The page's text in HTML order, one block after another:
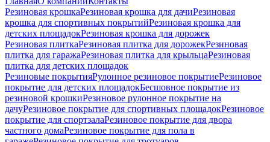
Резиновая крошкаРезиновая крошка для дачиРезиновая
крошка для спортивных покрытийРезиновая крошка для
детских площадокРезиновая крошка для дорожек
Резиновая плиткаРезиновая плитка для дорожекРезиновая
плитка для гаражаРезиновая плитка для крыльцаРезиновая
плитка для детских площадок
Резиновые покрытияРулонное резиновое покрытиеРезиновое
покрытие для детских площадокБесшовное покрытие из
резиновой крошкиРезиновое рулонное покрытие на
дачуРезиновое покрытие для спортивных площадокРезиновое
покрытие для спортзалаРезиновое покрытие для двора
частного домаРезиновое покрытие для пола в